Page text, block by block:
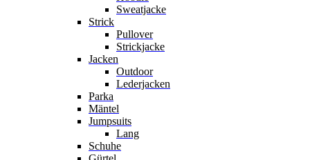
Sweatjacke
Strick
Pullover
Strickjacke
Jacken
Outdoor
Lederjacken
Parka
Mäntel
Jumpsuits
Lang
Schuhe